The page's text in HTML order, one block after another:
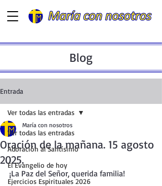
Blog
Entrada
Ver todas las entradas
Adoración al Santísimo
El Evangelio de hoy
Ejercicios Espirituales 2026
Ver todas las entradas
Oración de la mañana. 15 agosto
2025.
María con nosotros
¡La Paz del Señor, querida familia!